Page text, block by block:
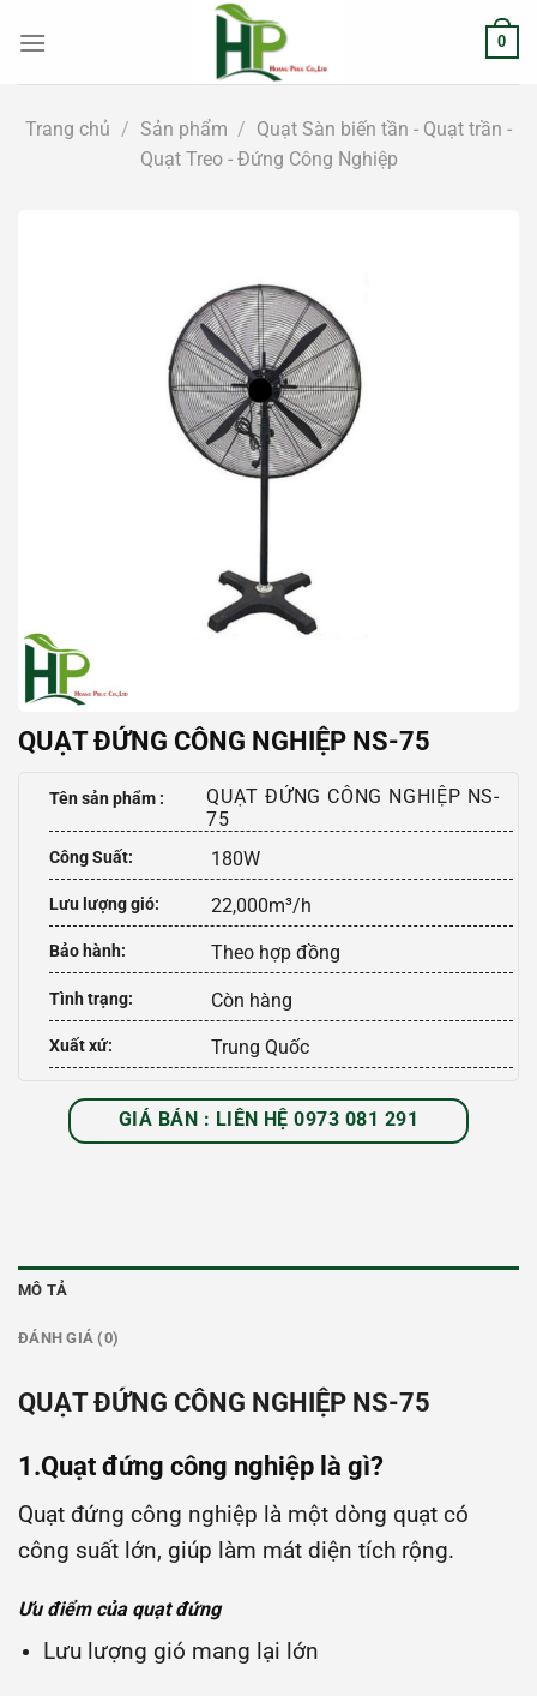
đến
0
Trang chủ / Sản phẩm / Quạt Sàn biến tần - Quạt trần -
Quạt Treo - Đứng Công Nghiệp
QUẠT ĐỨNG CÔNG NGHIỆP NS-75
Tên sản phẩm :
QUẠT ĐỨNG CÔNG NGHIỆP NS-
75
Công Suất: 180W
Lưu lượng gió: 22,000m³/h
Bảo hành: Theo hợp đồng
Tình trạng: Còn hàng
Xuất xứ: Trung Quốc
GIÁ BÁN : LIÊN HỆ 0973 081 291
MÔ TẢ
ĐÁNH GIÁ (0)
QUẠT ĐỨNG CÔNG NGHIỆP NS-75
1.Quạt đứng công nghiệp là gì?
Quạt đứng công nghiệp là một dòng quạt có
công suất lớn, giúp làm mát diện tích rộng.
Ưu điểm của quạt đứng
Lưu lượng gió mang lại lớn